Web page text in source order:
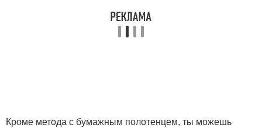
Кроме метода с бумажным полотенцем, ты можешь